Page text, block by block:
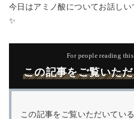
今日はアミノ酸についてお話し
✨
For people reading
この記事をご覧いた
この記事をご覧いただいてい